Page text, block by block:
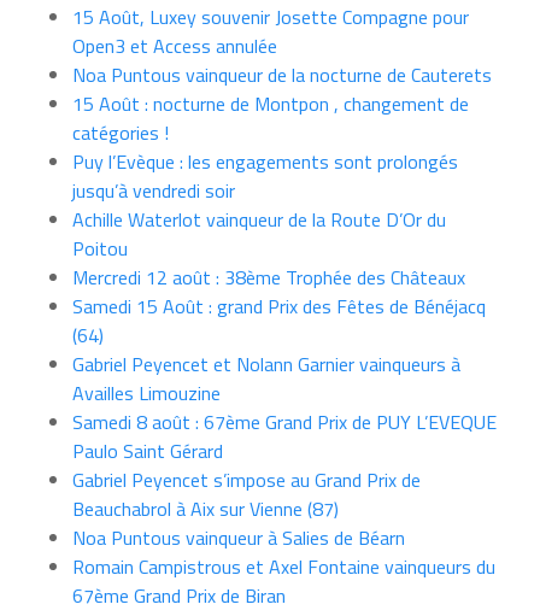
15 Août, Luxey souvenir Josette Compagne pour
Open3 et Access annulée
Noa Puntous vainqueur de la nocturne de Cauterets
15 Août : nocturne de Montpon , changement de
catégories !
Puy l’Evèque : les engagements sont prolongés
jusqu’à vendredi soir
Achille Waterlot vainqueur de la Route D’Or du
Poitou
Mercredi 12 août : 38ème Trophée des Châteaux
Samedi 15 Août : grand Prix des Fêtes de Bénéjacq
(64)
Gabriel Peyencet et Nolann Garnier vainqueurs à
Availles Limouzine
Samedi 8 août : 67ème Grand Prix de PUY L’EVEQUE
Paulo Saint Gérard
Gabriel Peyencet s’impose au Grand Prix de
Beauchabrol à Aix sur Vienne (87)
Noa Puntous vainqueur à Salies de Béarn
Romain Campistrous et Axel Fontaine vainqueurs du
67ème Grand Prix de Biran